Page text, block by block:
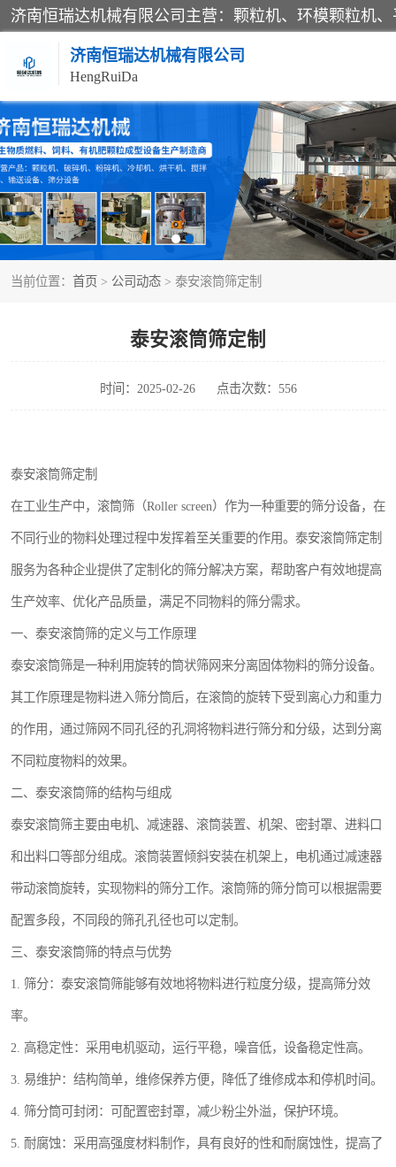
济南恒瑞达机械有限公司
HengRuiDa
当前位置： 首页 > 公司动态 > 泰安滚筒筛定制
泰安滚筒筛定制
时间：2025-02-26 点击次数：556
泰安滚筒筛定制
在工业生产中，滚筒筛（Roller screen）作为一种重要的筛分设备，在
不同行业的物料处理过程中发挥着至关重要的作用。泰安滚筒筛定制
服务为各种企业提供了定制化的筛分解决方案，帮助客户有效地提高
生产效率、优化产品质量，满足不同物料的筛分需求。
一、泰安滚筒筛的定义与工作原理
泰安滚筒筛是一种利用旋转的筒状筛网来分离固体物料的筛分设备。
其工作原理是物料进入筛分筒后，在滚筒的旋转下受到离心力和重力
的作用，通过筛网不同孔径的孔洞将物料进行筛分和分级，达到分离
不同粒度物料的效果。
二、泰安滚筒筛的结构与组成
泰安滚筒筛主要由电机、减速器、滚筒装置、机架、密封罩、进料口
和出料口等部分组成。滚筒装置倾斜安装在机架上，电机通过减速器
带动滚筒旋转，实现物料的筛分工作。滚筒筛的筛分筒可以根据需要
配置多段，不同段的筛孔孔径也可以定制。
三、泰安滚筒筛的特点与优势
1. 筛分：泰安滚筒筛能够有效地将物料进行粒度分级，提高筛分效
率。
2. 高稳定性：采用电机驱动，运行平稳，噪音低，设备稳定性高。
3. 易维护：结构简单，维修保养方便，降低了维修成本和停机时间。
4. 筛分筒可封闭：可配置密封罩，减少粉尘外溢，保护环境。
5. 耐腐蚀：采用高强度材料制作，具有良好的性和耐腐蚀性，提高了
颗粒机
平模颗粒机
秸秆颗粒机
燃料颗粒机
滚筒筛
锯末滚筒筛